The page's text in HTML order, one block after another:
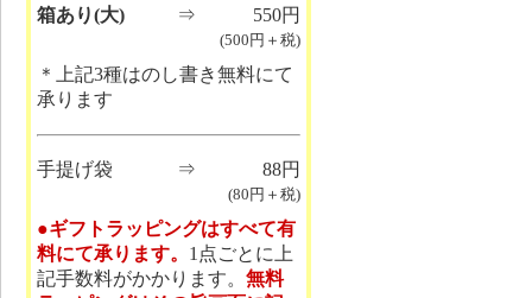
箱あり(大) ⇒ 550円
(500円＋税)
＊上記3種はのし書き無料にて
承ります
手提げ袋 ⇒ 88円
(80円＋税)
●ギフトラッピングはすべて有
料にて承ります。 1点ごとに上
記手数料がかかります。 無料